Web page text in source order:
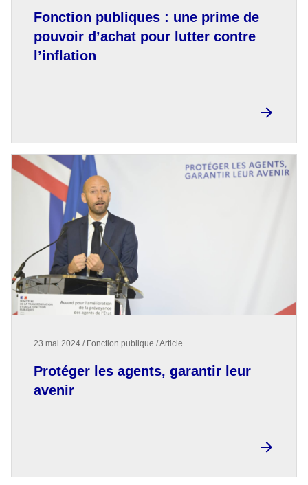
Fonction publiques : une prime de
pouvoir d’achat pour lutter contre
l’inflation
Protéger les agents, garantir leur
avenir
23 mai 2024 / Fonction publique / Article